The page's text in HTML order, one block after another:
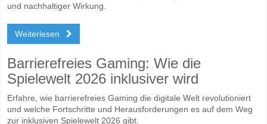
und nachhaltiger Wirkung.
Weiterlesen
Barrierefreies Gaming: Wie die
Spielewelt 2026 inklusiver wird
Erfahre, wie barrierefreies Gaming die digitale Welt revolutioniert
und welche Fortschritte und Herausforderungen es auf dem Weg
zur inklusiven Spielewelt 2026 gibt.